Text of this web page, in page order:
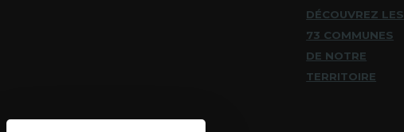
DÉCOUVREZ LES
73 COMMUNES
DE NOTRE
TERRITOIRE